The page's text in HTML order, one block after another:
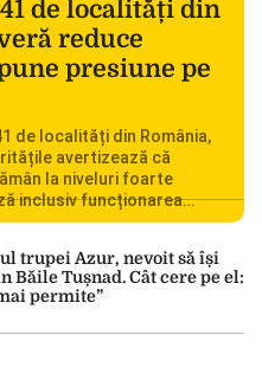
de localități din
reduce
presiune pe
de localități din România,
avertizează că
la niveluri foarte
inclusiv funcționarea
România se confruntă
din punct de vedere
trupei Azur, nevoit să își
Băile Tușnad. Cât cere pe el:
permite”